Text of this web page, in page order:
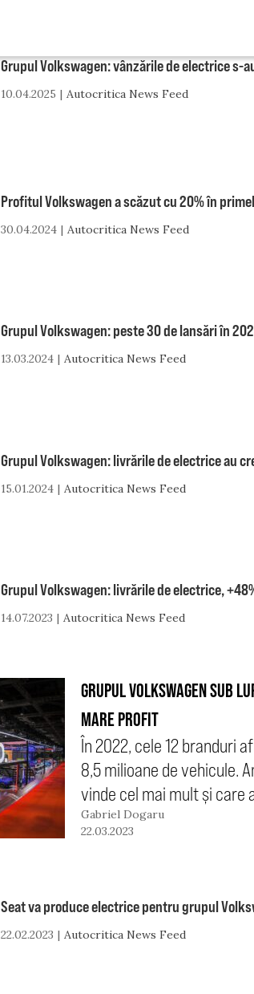
Grupul Volkswagen: vânzările de electrice
10.04.2025 Autocritica News Feed
Profitul Volkswagen a scăzut cu 20% în
30.04.2024 Autocritica News Feed
Grupul Volkswagen: peste 30 de lansări în
13.03.2024 Autocritica News Feed
Grupul Volkswagen: livrările de electrice au
15.01.2024 Autocritica News Feed
Grupul Volkswagen: livrările de electrice,
14.07.2023 Autocritica News Feed
GRUPUL VOLKSWAGEN SUB
MARE PROFIT
În 2022, cele 12 branduri
8,5 milioane de vehicule.
vinde cel mai mult și care
Gabriel Dogaru
22.03.2023
Seat va produce electrice pentru grupul
22.02.2023 Autocritica News Feed